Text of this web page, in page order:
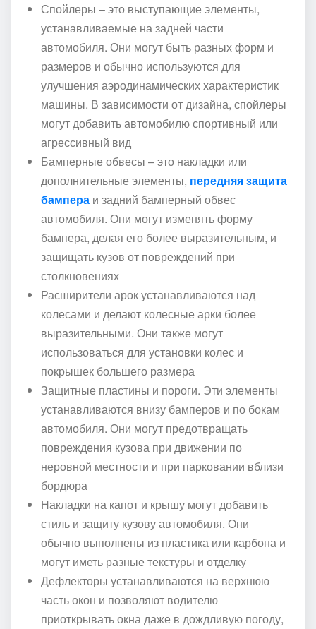
Спойлеры – это выступающие элементы,
устанавливаемые на задней части
автомобиля. Они могут быть разных форм и
размеров и обычно используются для
улучшения аэродинамических характеристик
машины. В зависимости от дизайна, спойлеры
могут добавить автомобилю спортивный или
агрессивный вид
Бамперные обвесы – это накладки или
дополнительные элементы, передняя защита
бампера и задний бамперный обвес
автомобиля. Они могут изменять форму
бампера, делая его более выразительным, и
защищать кузов от повреждений при
столкновениях
Расширители арок устанавливаются над
колесами и делают колесные арки более
выразительными. Они также могут
использоваться для установки колес и
покрышек большего размера
Защитные пластины и пороги. Эти элементы
устанавливаются внизу бамперов и по бокам
автомобиля. Они могут предотвращать
повреждения кузова при движении по
неровной местности и при парковании вблизи
бордюра
Накладки на капот и крышу могут добавить
стиль и защиту кузову автомобиля. Они
обычно выполнены из пластика или карбона и
могут иметь разные текстуры и отделку
Дефлекторы устанавливаются на верхнюю
часть окон и позволяют водителю
приоткрывать окна даже в дождливую погоду,